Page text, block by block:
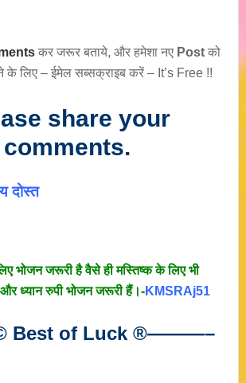
कर जरूर बताये, और हमेशा नए Post को
के लिए – ईमेल सब्सक्राइब करें – It’s Free !!
share your
comments.
दोस्त
भोजन जरूरी है वैसे ही मस्तिष्क के लिए भी
और ध्यान रुपी भोजन जरूरी हैं।-KMSRAj51
of Luck®———–